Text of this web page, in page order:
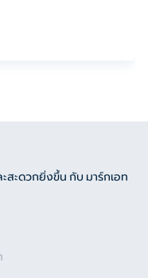
สะดวกยิ่งขึ้น กับ มาร์กเอท